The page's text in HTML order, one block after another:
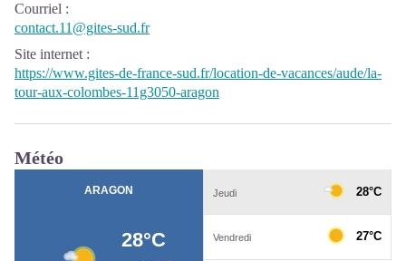
Courriel :
contact.11@gites-sud.fr
Site internet :
https://www.gites-de-france-sud.fr/location-de-vacances/aude/la-
tour-aux-colombes-11g3050-aragon
Météo